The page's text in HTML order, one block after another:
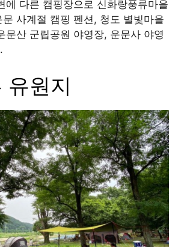
며 화장실, 샤워실, 취사장 등의 편
수 있습니다.
관광지는 감빛고을, 운문댐, 반룡
사계절 캠핑 펜션, 청도 별빛마을
문산 군립공원 야영장, 운문사 야영
유원지